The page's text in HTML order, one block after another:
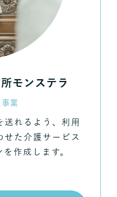
モンステラ
業
送れるよう、利用
せた介護サービス
作成します。